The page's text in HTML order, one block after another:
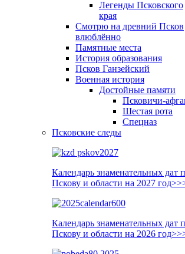
Легенды Псковского
края
Смотрю на древний Псков
влюблённо
Памятные места
История образования
Псков Ганзейский
Военная история
Достойные памяти
Псковичи-
Шестая рота
Спецназ
Псковские следы
Календарь знаменательных дат
Пскову и области на 2027
Календарь знаменательных дат
Пскову и области на 2026